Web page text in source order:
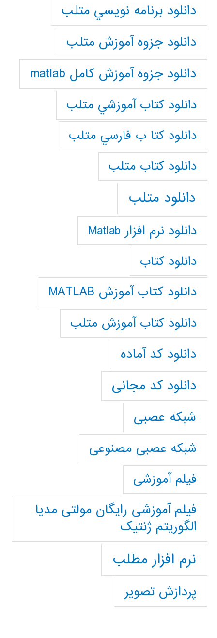
دانلود برنامه نويسي متلب
دانلود جزوه آموزش متلب
دانلود جزوه آموزش کامل matlab
دانلود كتاب آموزشي متلب
دانلود كتا ب فارسي متلب
دانلود كتاب متلب
دانلود متلب
دانلود نرم افزار Matlab
دانلود کتاب
دانلود کتاب آموزش MATLAB
دانلود کتاب آموزش متلب
دانلود کد آماده
دانلود کد مجانی
شبکه عصبی
شبکه عصبی مصنوعی
فیلم آموزشی
فیلم آموزشی رایگان مولتی مدیا
الگوریتم ژنتیک
نرم افزار مطلب
پردازش تصویر